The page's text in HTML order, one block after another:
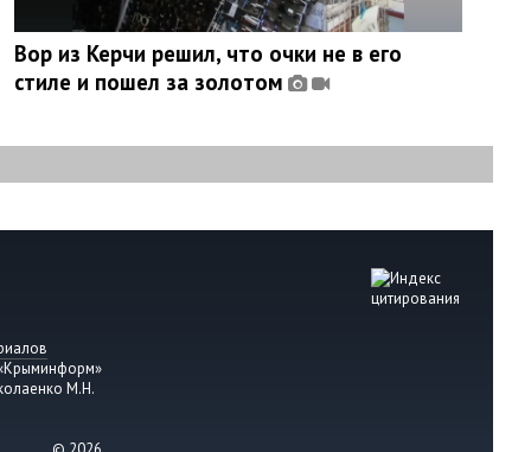
Вор из Керчи решил, что очки не в его
стиле и пошел за золотом
М.Н.